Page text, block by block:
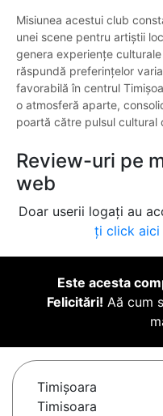
Misiunea acestui club
unei scene pentru artiștii
genera experiențe
răspundă preferințelor
favorabilă în centrul
o atmosferă aparte,
poartă către pulsul cultural
Review-uri pe
web
Doar userii logați au
ți click aici
Este acesta
Felicitări! Aă cum
Timişoara
Timisoara